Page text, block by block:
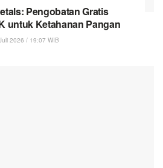
Pengobatan Gratis
untuk Ketahanan Pangan
2026 / 19:07 WIB